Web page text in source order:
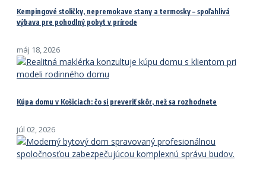
Kempingové stoličky, nepremokave stany a termosky – spoľahlivá
výbava pre pohodlný pobyt v prírode
máj 18, 2026
Kúpa domu v Košiciach: čo si preveriť skôr, než sa rozhodnete
júl 02, 2026